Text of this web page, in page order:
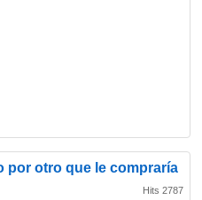
por otro que le compraría
Hits 2787